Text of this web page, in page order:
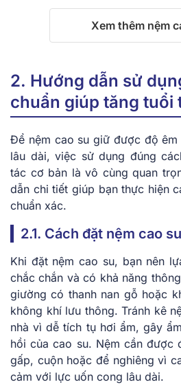
Xem thêm nệm
2. Hướng dẫn sử
chuẩn giúp tăng tuổi
Để nệm cao su giữ được độ
lâu dài, việc sử dụng đúng
tác cơ bản là vô cùng quan
dẫn chi tiết giúp bạn thực hiện
chuẩn xác.
2.1. Cách đặt nệm cao
Khi đặt nệm cao su, bạn nên
chắc chắn và có khả năng
giường có thanh nan gỗ hoặc
không khí lưu thông. Tránh kê
nhà vì dễ tích tụ hơi ẩm, gây
hồi của cao su. Nệm cần được
gấp, cuộn hoặc để nghiêng vì
cảm với lực uốn cong lâu dài.